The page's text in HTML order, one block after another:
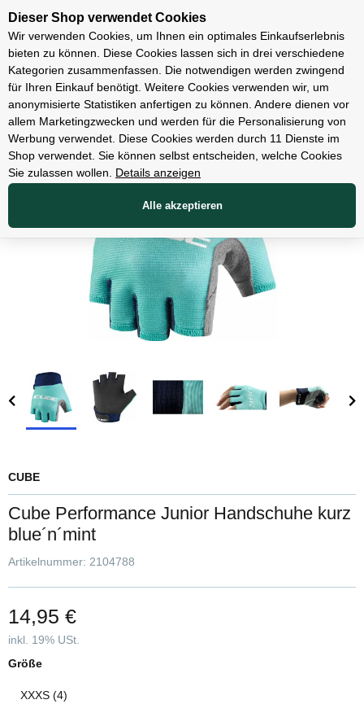
Unsere Filialen
Bekleidung
CUBE
Cube Performance Junior Handschuhe kurz
blue´n´mint
Artikelnummer: 2104788
14,95 €
inkl. 19% USt.
Größe
XXXS (4)
Dieser Shop verwendet Cookies
Wir verwenden Cookies, um Ihnen ein optimales Einkaufserlebnis
bieten zu können. Diese Cookies lassen sich in drei verschiedene
Kategorien zusammenfassen. Die notwendigen werden zwingend
für Ihren Einkauf benötigt. Weitere Cookies verwenden wir, um
anonymisierte Statistiken anfertigen zu können. Andere dienen vor
allem Marketingzwecken und werden für die Personalisierung von
Werbung verwendet. Diese Cookies werden durch 11 Dienste im
Shop verwendet. Sie können selbst entscheiden, welche Cookies
Sie zulassen wollen.
Details anzeigen
Alle akzeptieren